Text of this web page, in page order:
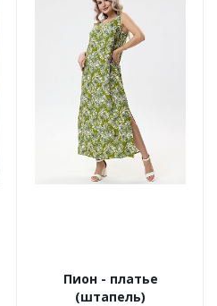
Пион - платье
(штапель)